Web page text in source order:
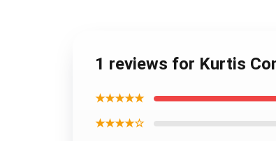
1 reviews for Kurtis
★★★★★
★★★★☆